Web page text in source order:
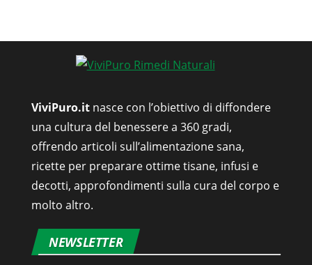
ViviPuro.it nasce con l’obiettivo di diffondere
una cultura del benessere a 360 gradi,
offrendo articoli sull’alimentazione sana,
ricette per preparare ottime tisane, infusi e
decotti, approfondimenti sulla cura del corpo e
molto altro.
NEWSLETTER